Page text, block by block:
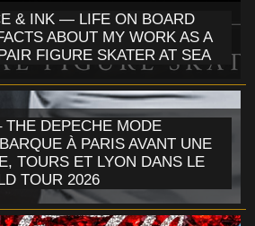
& INK — LIFE ON BOARD
ABOUT MY WORK AS A
FIGURE SKATER AT SEA
THE DEPECHE MODE
À PARIS AVANT UNE
TOURS ET LYON DANS LE
TOUR 2026